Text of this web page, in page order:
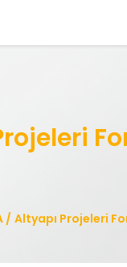
/ Altyapı Projeleri